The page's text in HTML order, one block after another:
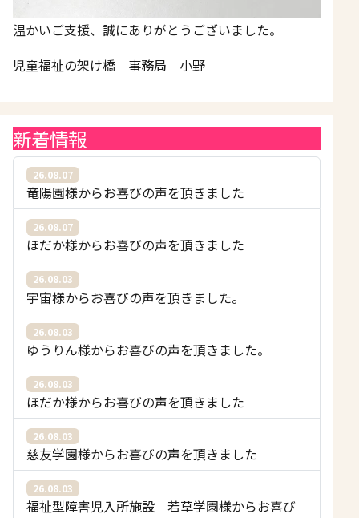
温かいご支援、誠にありがとうございました。
児童福祉の架け橋 事務局 小野
新着情報
26.08.07
竜陽園様からお喜びの声を頂きました
26.08.07
ほだか様からお喜びの声を頂きました
26.08.03
宇宙様からお喜びの声を頂きました。
26.08.03
ゆうりん様からお喜びの声を頂きました。
26.08.03
ほだか様からお喜びの声を頂きました
26.08.03
慈友学園様からお喜びの声を頂きました
26.08.03
福祉型障害児入所施設 若草学園様からお喜び